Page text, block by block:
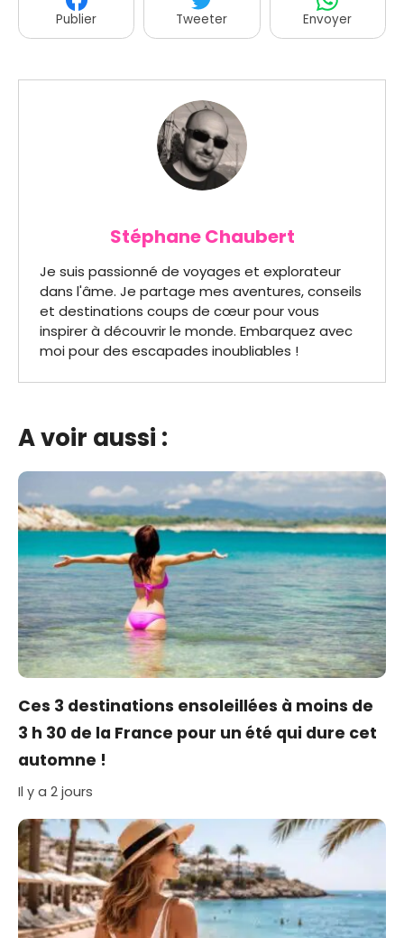
Publier Tweeter Envoyer
Stéphane Chaubert
Je suis passionné de voyages et explorateur
dans l'âme. Je partage mes aventures, conseils
et destinations coups de cœur pour vous
inspirer à découvrir le monde. Embarquez avec
moi pour des escapades inoubliables !
A voir aussi :
Ces 3 destinations ensoleillées à moins de
3 h 30 de la France pour un été qui dure cet
automne !
Il y a 2 jours